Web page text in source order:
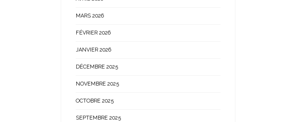
MARS 2026
FÉVRIER 2026
JANVIER 2026
DÉCEMBRE 2025
NOVEMBRE 2025
OCTOBRE 2025
SEPTEMBRE 2025